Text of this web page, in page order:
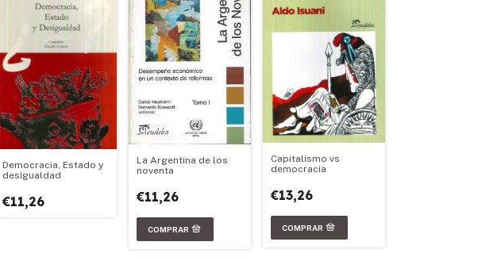
Democracia, Estado y
desigualdad
€11,26
La Argentina de los
noventa
€11,26
Capitalismo vs
democracia
€13,26